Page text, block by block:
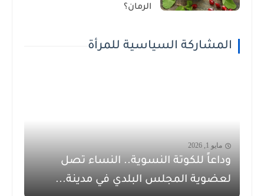
الرمان؟
المشاركة السياسية للمرأة
مايو 1, 2026
وداعاً للكوتة النسوية.. النساء تصل
لعضوية المجلس البلدي في مدينة...